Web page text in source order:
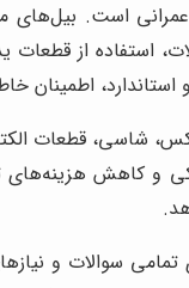
عمرانی است.
استفاده از
استاندارد، اطمینان
شاسی، قطعات
و کاهش
سوالات و